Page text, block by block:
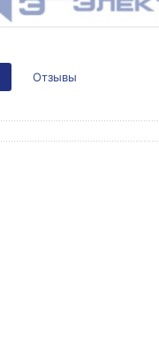
Отзывы